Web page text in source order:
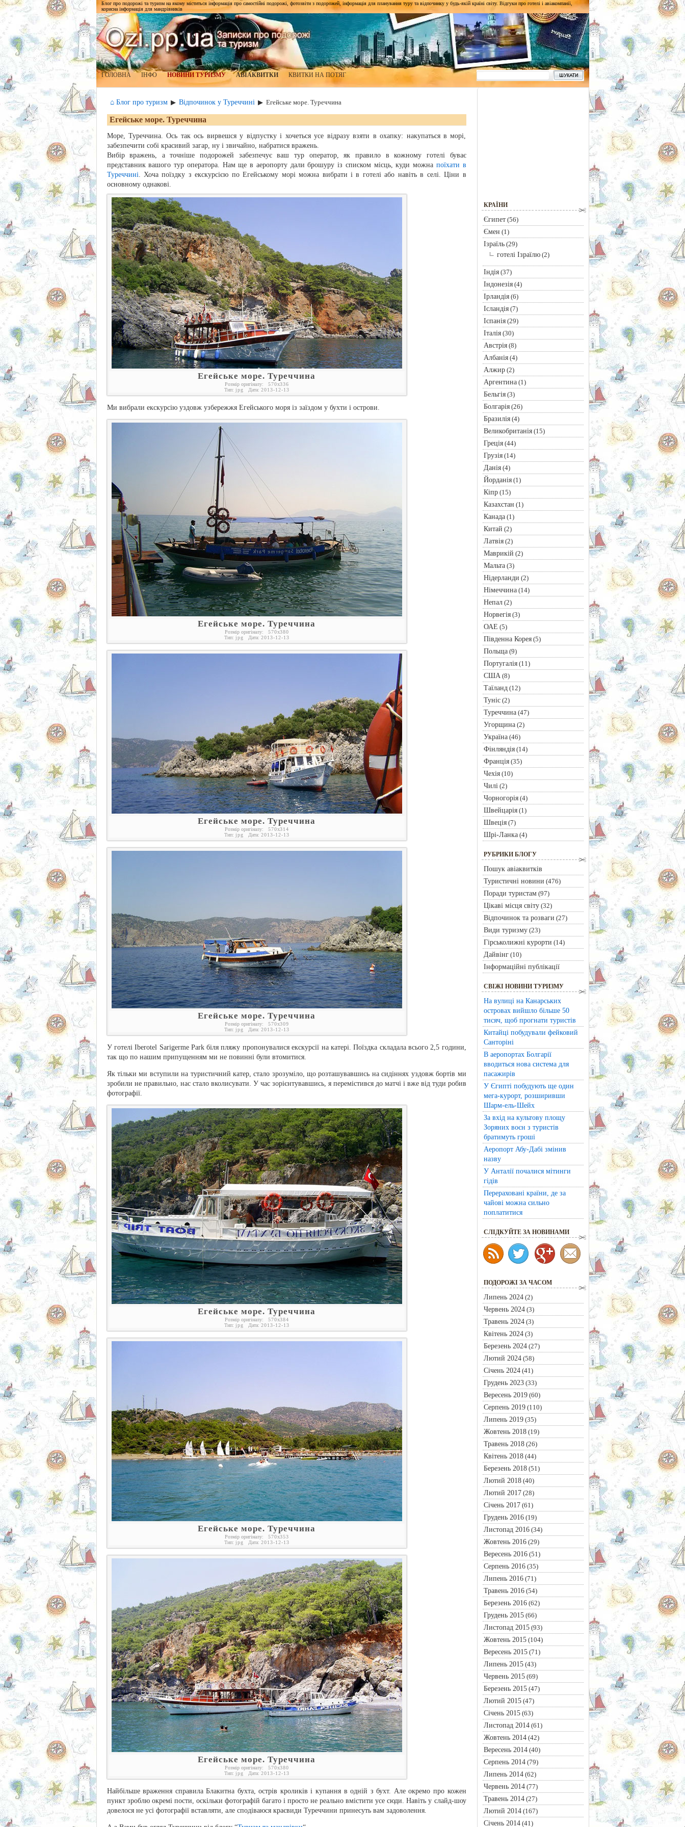
Блог про подорожі та туризм на якому міститься інформація про самостійні подорожі, фотозвіти з подорожей, інформація для планування туру та відпочинку у будь-якій країні світу. Відгуки про готелі і авіакомпанії,
корисна інформація для мандрівників
ГОЛОВНА ІНФО НОВИНИ ТУРИЗМУ АВІАКВИТКИ КВИТКИ НА ПОТЯГ
⌂ Блог про туризм ▶ Відпочинок у Туреччині ▶ Егейське море. Туреччина
Егейське море. Туреччина
Море, Туреччина. Ось так ось вирвешся у відпустку і хочеться усе відразу взяти в охапку: накупаться в морі,
забезпечити собі красивий загар, ну і звичайно, набратися вражень.
Вибір вражень, а точніше подорожей забезпечує ваш тур оператор, як правило в кожному готелі буває
представник вашого тур оператора. Нам ще в аеропорту дали брошуру із списком місць, куди можна поїхати в
Туреччині. Хоча поїздку з екскурсією по Егейському морі можна вибрати і в готелі або навіть в селі. Ціни в
основному однакові.
Егейське море. Туреччина
Розмір оригіналу: 570x336
Тип: jpg Дата: 2013-12-13
Ми вибрали екскурсію уздовж узбережжя Егейського моря із заїздом у бухти і острови.
Егейське море. Туреччина
Розмір оригіналу: 570x380
Тип: jpg Дата: 2013-12-13
Егейське море. Туреччина
Розмір оригіналу: 570x314
Тип: jpg Дата: 2013-12-13
Егейське море. Туреччина
Розмір оригіналу: 570x309
Тип: jpg Дата: 2013-12-13
У готелі Iberotel Sarigerme Park біля пляжу пропонувалися екскурсії на катері. Поїздка складала всього 2,5 години,
так що по нашим припущенням ми не повинні були втомитися.
Як тільки ми вступили на туристичний катер, стало зрозуміло, що розташувавшись на сидіннях уздовж бортів ми
зробили не правильно, нас стало вколисувати. У час зорієнтувавшись, я перемістився до матчі і вже від туди робив
фотографії.
Егейське море. Туреччина
Розмір оригіналу: 570x384
Тип: jpg Дата: 2013-12-13
Егейське море. Туреччина
Розмір оригіналу: 570x353
Тип: jpg Дата: 2013-12-13
Егейське море. Туреччина
Розмір оригіналу: 570x380
Тип: jpg Дата: 2013-12-13
Найбільше враження справила Блакитна бухта, острів кроликів і купання в одній з бухт. Але окремо про кожен
пункт зроблю окремі пости, оскільки фотографій багато і просто не реально вмістити усе сюди. Навіть у слайд-шоу
довелося не усі фотографії вставляти, але сподіваюся краєвиди Туреччини принесуть вам задоволення.
КРАЇНИ
Єгипет(56)
Ємен (1)
Ізраїль(29)
готелі Ізраїлю(2)
Індія(37)
Індонезія(4)
Ірландія(6)
Ісландія(7)
Іспанія(29)
Італія(30)
Австрія(8)
Албанія(4)
Алжир(2)
Аргентина(1)
Бельгія(3)
Болгарія(26)
Бразилія(4)
Великобританія(15)
Греція(44)
Грузія(14)
Данія(4)
Йорданія(1)
Кіпр(15)
Казахстан (1)
Канада(1)
Китай (2)
Латвія(2)
Маврикій (2)
Мальта(3)
Нідерланди (2)
Німеччина(14)
Непал(2)
Норвегія(3)
ОАЕ (5)
Південна Корея(5)
Польща(9)
Португалія(11)
США(8)
Таїланд(12)
Туніс(2)
Туреччина(47)
Угорщина(2)
Україна(46)
Фінляндія(14)
Франція(35)
Чехія(10)
Чилі(2)
Чорногорія(4)
Швейцарія(1)
Швеція(7)
Шрі-Ланка(4)
РУБРИКИ БЛОГУ
Пошук авіаквитків
Туристичні новини (476)
Поради туристам(97)
Цікаві місця світу(32)
Відпочинок та розваги (27)
Види туризму(23)
Гірськолижні курорти (14)
Дайвінг(10)
Інформаційні публікації
СВІЖІ НОВИНИ ТУРИЗМУ
На вулиці на Канарських
островах вийшло більше 50
тисяч, щоб прогнати туристів
Китайці побудували фейковий
Санторіні
В аеропортах Болгарії
вводиться нова система для
пасажирів
У Єгипті побудують ще один
мега-курорт, розширивши
Шарм-ель-Шейх
За вхід на культову площу
Зоряних воєн з туристів
братимуть гроші
Аеропорт Абу-Дабі змінив
назву
У Анталії почалися мітинги
гідів
Перераховані країни, де за
чайові можна сильно
поплатитися
CЛІДКУЙТЕ ЗА НОВИНАМИ
ПОДОРОЖІ ЗА ЧАСОМ
Липень 2024(2)
Червень 2024(3)
Травень 2024(3)
Квітень 2024(3)
Березень 2024(27)
Лютий 2024(58)
Січень 2024(41)
Грудень 2023(33)
Вересень 2019(60)
Серпень 2019(110)
Липень 2019(35)
Жовтень 2018(19)
Травень 2018(26)
Квітень 2018(44)
Березень 2018(51)
Лютий 2018(40)
Лютий 2017(28)
Січень 2017(61)
Грудень 2016(19)
Листопад 2016(34)
Жовтень 2016(29)
Вересень 2016(51)
Серпень 2016(35)
Липень 2016(71)
Травень 2016(54)
Березень 2016(62)
Грудень 2015(66)
Листопад 2015(93)
Жовтень 2015(104)
Вересень 2015(71)
Липень 2015(43)
Червень 2015(69)
Березень 2015(47)
Лютий 2015(47)
Січень 2015(63)
Листопад 2014(61)
Жовтень 2014(42)
Вересень 2014(40)
Серпень 2014(79)
Липень 2014(62)
Червень 2014(77)
Травень 2014(27)
Лютий 2014(167)
Січень 2014(41)